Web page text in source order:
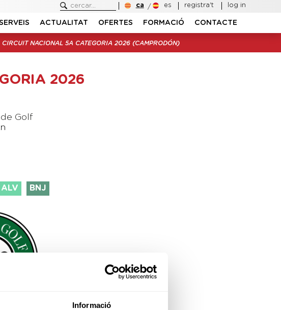
Informació
ca es registra't log in
ACTUALITAT OFERTES FORMACIÓ CONTACTE
CIRCUIT NACIONAL 5A CATEGORIA 2026 (CAMPRODÓN)
2026
Golf
ALV BNJ